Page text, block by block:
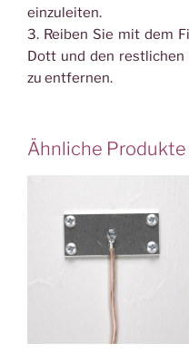
einzuleiten.
3. Reiben Sie mit dem
Dott und den
zu entfernen.
Ähnliche Produkte